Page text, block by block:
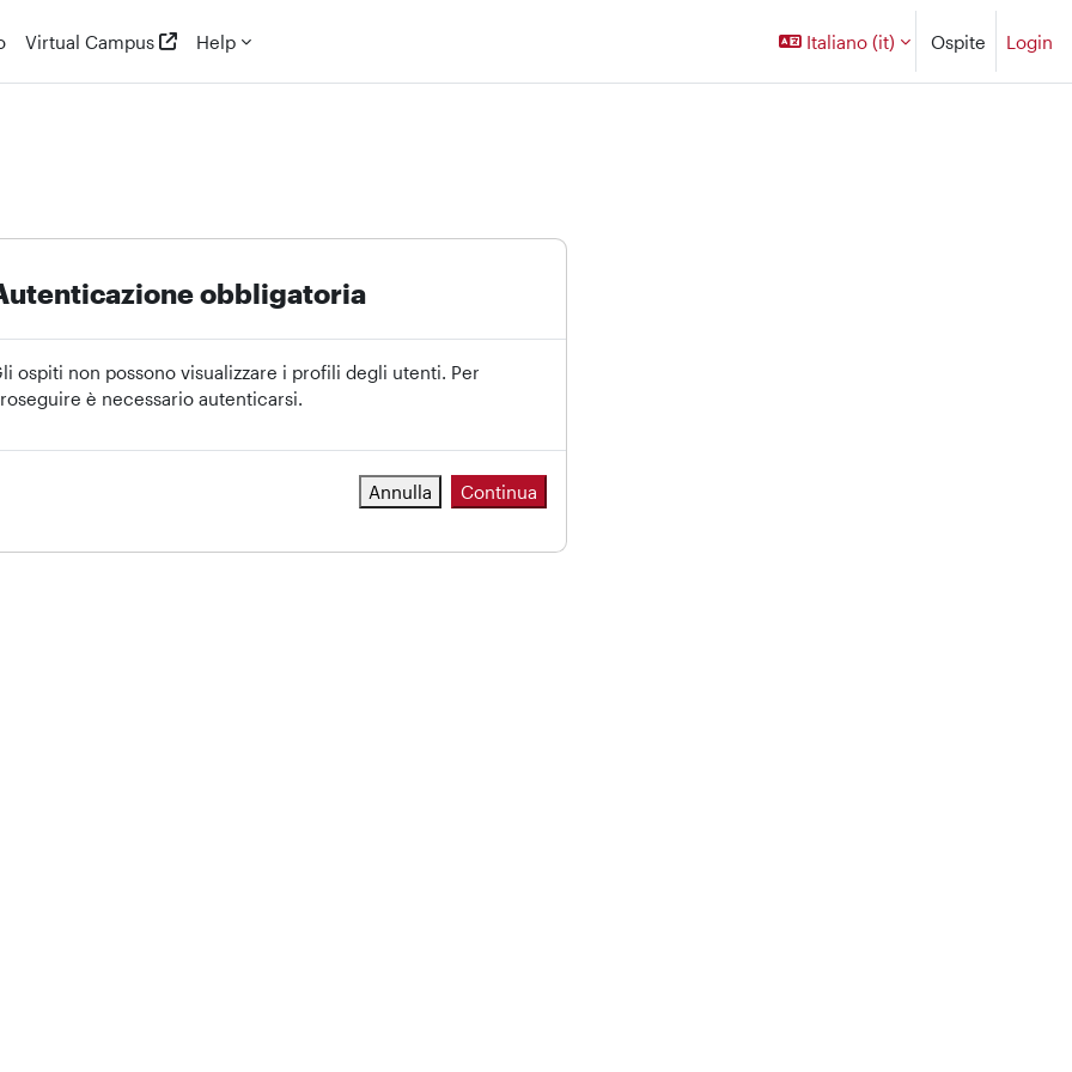
Virtual Campus Help Italiano ‎(it)‎ Ospite Login
obbligatoria
ospiti non possono visualizzare i profili degli utenti. Per
è necessario autenticarsi.
Annulla Continua